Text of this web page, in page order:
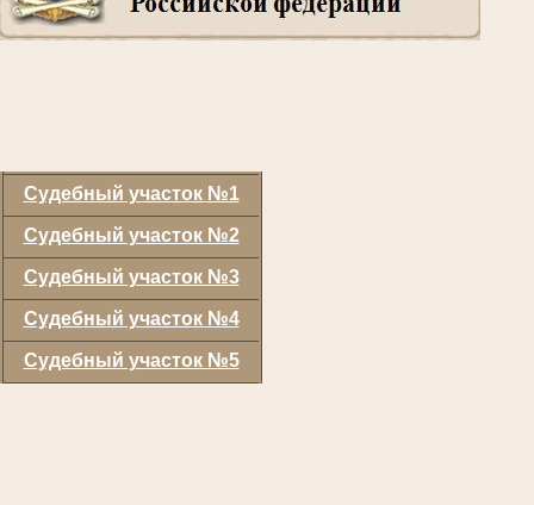
Судебный участок №1
Судебный участок №2
Судебный участок №3
Судебный участок №4
Судебный участок №5